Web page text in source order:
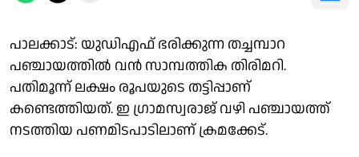
പാലക്കാട്: യുഡിഎഫ് ഭരിക്കുന്ന തച്ചമ്പാറ
പഞ്ചായത്തിൽ വൻ സാമ്പത്തിക തിരിമറി.
പതിമൂന്ന് ലക്ഷം രൂപയുടെ തട്ടിപ്പാണ്
കണ്ടെത്തിയത്. ഇ ഗ്രാമസ്വരാജ് വഴി പഞ്ചായത്ത്
നടത്തിയ പണമിടപാടിലാണ് ക്രമക്കേട്.